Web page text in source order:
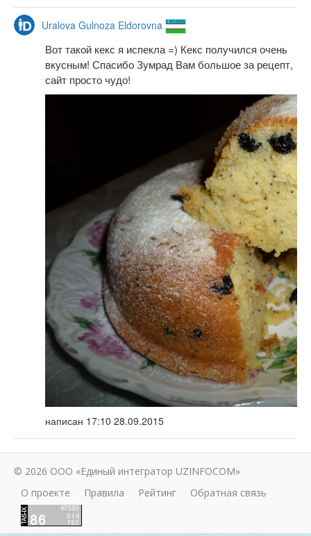
Uralova Gulnoza Eldorovna
Вот такой кекс я испекла =) Кекс получился очень
вкусным! Спасибо Зумрад Вам большое за рецепт,
сайт просто чудо!
написан 17:10 28.09.2015
© 2026 ООО «Единый интегратор UZINFOCOM»
О проекте
Правила Рейтинг Обратная связь